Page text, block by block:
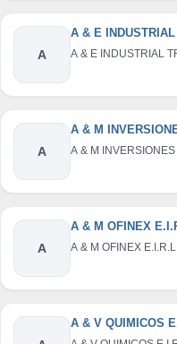
A
A & E
A & E INDUSTRIAL
A
A & M
A & M INVERSIONES
A
A & M OFINEX
A & M OFINEX E.I.R.L.
A & V QUIMICOS